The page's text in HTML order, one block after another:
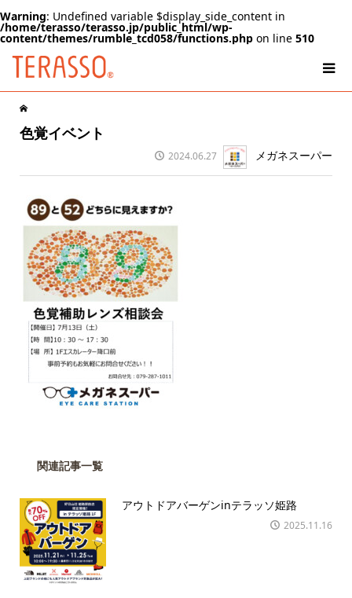
Warning: Undefined variable $display_side_content in
/home/terasso/terasso.jp/public_html/wp-
content/themes/rumble_tcd058/functions.php on line 510
色覚イベント
2024.06.27 メガネスーパー
関連記事一覧
アウトドアバーゲンinテラッソ姫路
2025.11.16